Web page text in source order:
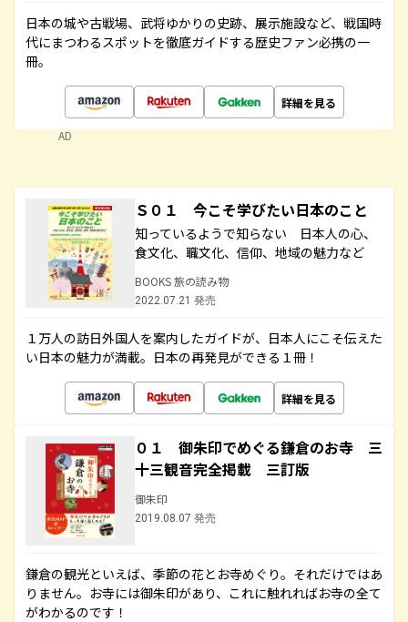
日本の城や古戦場、武将ゆかりの史跡、展示施設など、戦国時
代にまつわるスポットを徹底ガイドする歴史ファン必携の一
冊。
詳細を見る
AD
Ｓ０１ 今こそ学びたい日本のこと
知っているようで知らない 日本人の心、
食文化、職文化、信仰、地域の魅力など
BOOKS 旅の読み物
2022.07.21 発売
１万人の訪日外国人を案内したガイドが、日本人にこそ伝えた
い日本の魅力が満載。日本の再発見ができる１冊！
詳細を見る
０１ 御朱印でめぐる鎌倉のお寺 三
十三観音完全掲載 三訂版
御朱印
2019.08.07 発売
鎌倉の観光といえば、季節の花とお寺めぐり。それだけではあ
りません。お寺には御朱印があり、これに触れればお寺の全て
がわかるのです！